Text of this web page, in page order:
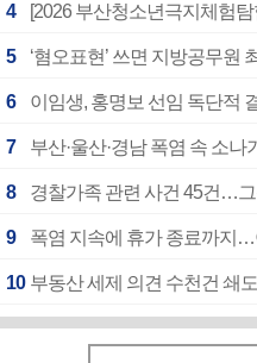
4
5 ‘혐오표현’ 쓰면 지방공무원
6 이임생, 홍명보 선임 독단적
7 부산·울산·경남 폭염 속 소
8 경찰가족 관련 사건 45건…
9 폭염 지속에 휴가 종료까지
10 부동산 세제 의견 수천건 쇄